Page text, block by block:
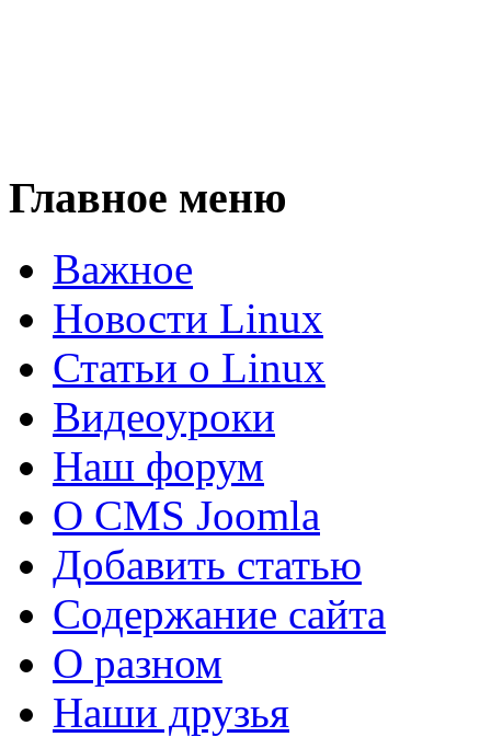
Главное меню
Важное
Новости Linux
Статьи о Linux
Видеоуроки
Наш форум
О CMS Joomla
Добавить статью
Содержание сайта
О разном
Наши друзья